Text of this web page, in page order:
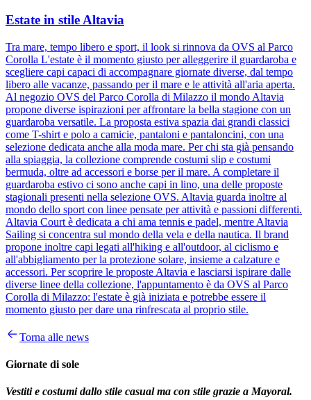
Estate in stile Altavia
Tra mare, tempo libero e sport, il look si rinnova da OVS al Parco
Corolla L'estate è il momento giusto per alleggerire il guardaroba e
scegliere capi capaci di accompagnare giornate diverse, dal tempo
libero alle vacanze, passando per il mare e le attività all'aria aperta.
Al negozio OVS del Parco Corolla di Milazzo il mondo Altavia
propone diverse ispirazioni per affrontare la bella stagione con un
guardaroba versatile. La proposta estiva spazia dai grandi classici
come T-shirt e polo a camicie, pantaloni e pantaloncini, con una
selezione dedicata anche alla moda mare. Per chi sta già pensando
alla spiaggia, la collezione comprende costumi slip e costumi
bermuda, oltre ad accessori e borse per il mare. A completare il
guardaroba estivo ci sono anche capi in lino, una delle proposte
stagionali presenti nella selezione OVS. Altavia guarda inoltre al
mondo dello sport con linee pensate per attività e passioni differenti.
Altavia Court è dedicata a chi ama tennis e padel, mentre Altavia
Sailing si concentra sul mondo della vela e della nautica. Il brand
propone inoltre capi legati all'hiking e all'outdoor, al ciclismo e
all'abbigliamento per la protezione solare, insieme a calzature e
accessori. Per scoprire le proposte Altavia e lasciarsi ispirare dalle
diverse linee della collezione, l'appuntamento è da OVS al Parco
Corolla di Milazzo: l'estate è già iniziata e potrebbe essere il
momento giusto per dare una rinfrescata al proprio stile.
Torna alle news
Giornate di sole
Vestiti e costumi dallo stile casual ma con stile grazie a Mayoral.